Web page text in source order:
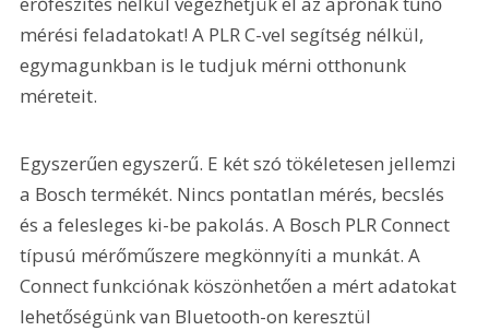
mérési feladatokat! A PLR C-vel segítség nélkül,
egymagunkban is le tudjuk mérni otthonunk
méreteit.
Egyszerűen egyszerű. E két szó tökéletesen jellemzi
a Bosch termékét. Nincs pontatlan mérés, becslés
és a felesleges ki-be pakolás. A Bosch PLR Connect
típusú mérőműszere megkönnyíti a munkát. A
Connect funkciónak köszönhetően a mért adatokat
lehetőségünk van Bluetooth-on keresztül